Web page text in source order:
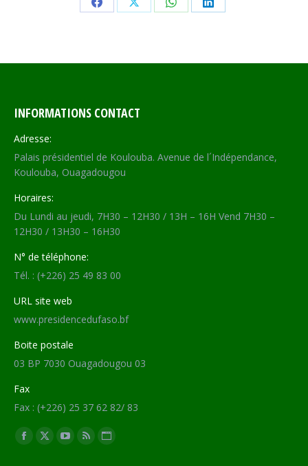
Share Share Share Share
INFORMATIONS CONTACT
Adresse:
Palais présidentiel de Koulouba. Avenue de l´Indépendance,
Koulouba, Ouagadougou
Horaires:
Du Lundi au jeudi, 7H30 – 12H30 / 13H – 16H Vend 7H30 –
12H30 / 13H30 – 16H30
N° de téléphone:
Tél. : (+226) 25 49 83 00
URL site web
www.presidencedufaso.bf
Boite postale
03 BP 7030 Ouagadougou 03
Fax
Fax : (+226) 25 37 62 82/ 83
Trouvez nous sur :
Facebook
X
YouTube
RSS Site